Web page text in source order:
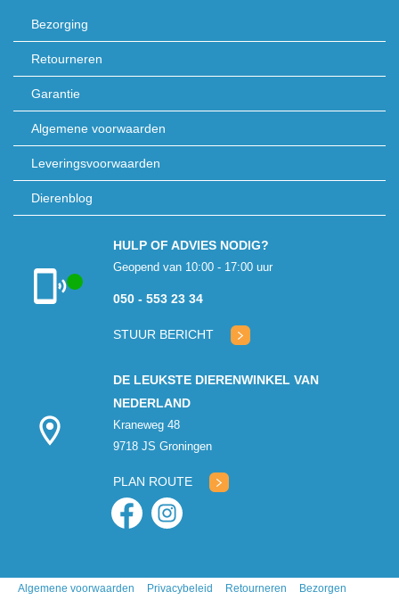
Bezorging
Retourneren
Garantie
Algemene voorwaarden
Leveringsvoorwaarden
Dierenblog
Klantenservice
HULP OF ADVIES NODIG?
Geopend van 10:00 - 17:00 uur
050 - 553 23 34
STUUR BERICHT
DE LEUKSTE DIERENWINKEL VAN
NEDERLAND
Kraneweg 48
9718 JS Groningen
PLAN ROUTE
Algemene voorwaarden Privacybeleid Retourneren Bezorgen